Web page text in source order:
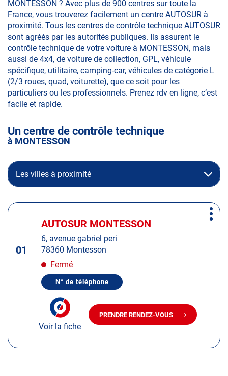
MONTESSON ? Avec plus de 900 centres sur toute la
France, vous trouverez facilement un centre AUTOSUR à
proximité. Tous les centres de contrôle technique AUTOSUR
sont agréés par les autorités publiques. Ils assurent le
contrôle technique de votre voiture à MONTESSON, mais
aussi de 4x4, de voiture de collection, GPL, véhicule
spécifique, utilitaire, camping-car, véhicules de catégorie L
(2/3 roues, quad, voiturette), que ce soit pour les
particuliers ou les professionnels. Prenez rdv en ligne, c’est
facile et rapide.
Un centre de contrôle technique
à MONTESSON
Les villes à proximité
Appuyer
ENTRÉE
01
Centre
:
AUTOSUR MONTESSON
6, avenue gabriel peri
78360 Montesson
Fermé
N° de téléphone
AFFICHER
TÉLÉPHONE
MONTESSON
Voir la fiche
PRENDRE RENDEZ-VOUS
AVEC
Plus